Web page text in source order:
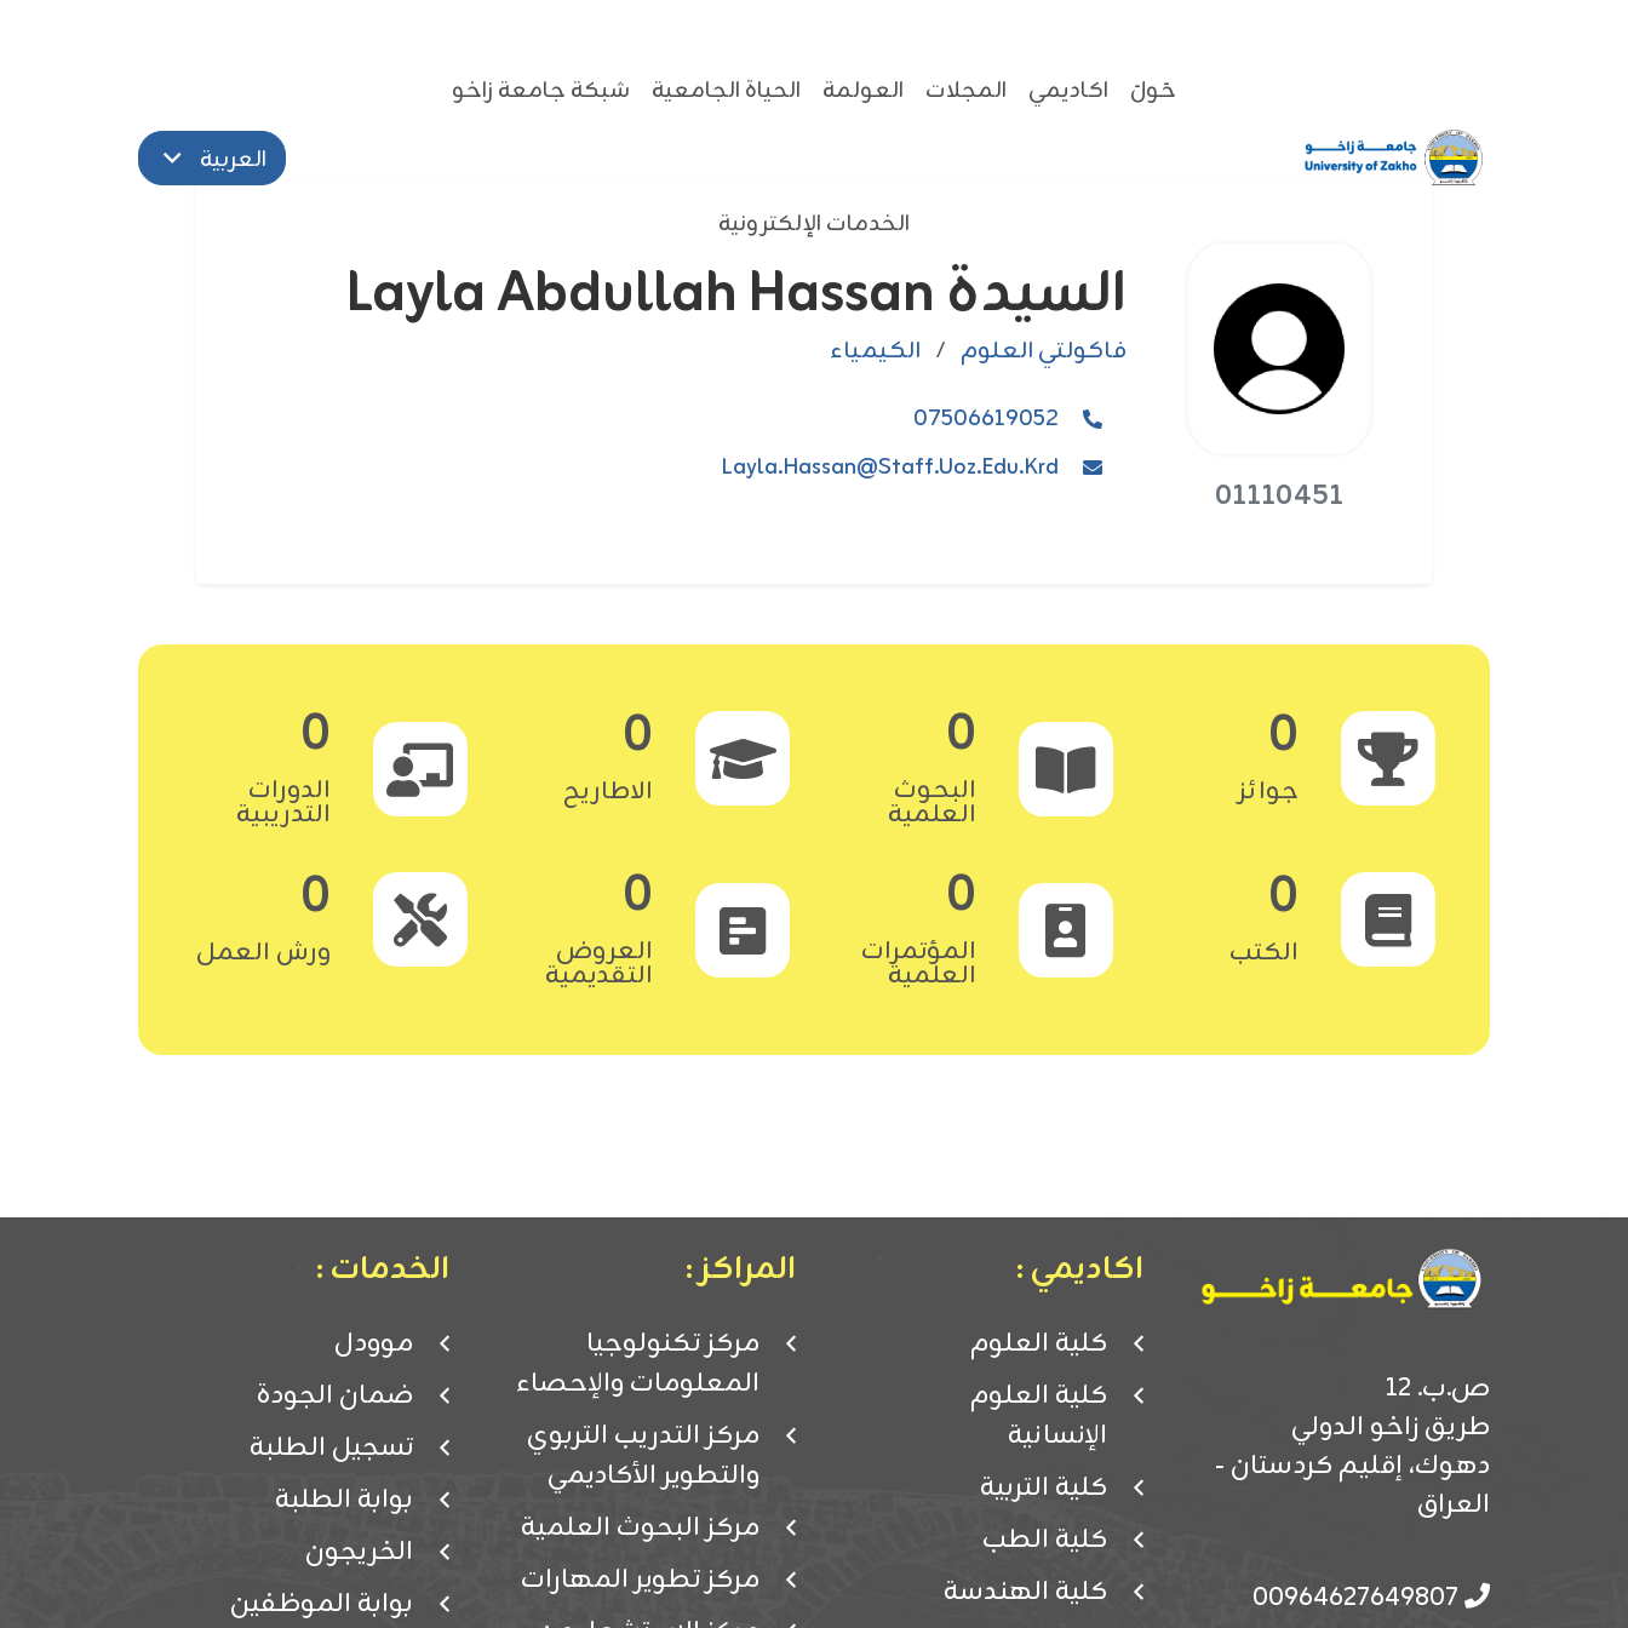
حَولَ اكاديمي المجلات العولمة الحياة الجامعية شبكة جامعة زاخو
الخدمات الإلكترونية
العربية
01110451
السيدة Layla Abdullah Hassan
فاکولتي العلوم / الكيمياء
07506619052
Layla.hassan@staff.uoz.edu.krd
0
جوائز
0
البحوث
العلمية
0
الاطاريح
0
الدورات
التدريبية
0
الكتب
0
المؤتمرات
العلمية
0
العروض
التقديمية
0
ورش العمل
ص.ب. 12
طريق زاخو الدولي
دهوك، إقليم كردستان -
العراق
اكاديمي :
كلية العلوم
كلية العلوم
الإنسانية
كلية التربية
كلية الطب
كلية الهندسة
المراكز :
مركز تكنولوجيا
المعلومات والإحصاء
مركز التدريب التربوي
والتطوير الأكاديمي
مركز البحوث العلمية
مركز تطوير المهارات
الخدمات :
موودل
ضمان الجودة
تسجيل الطلبة
بوابة الطلبة
الخريجون
بوابة الموظفين